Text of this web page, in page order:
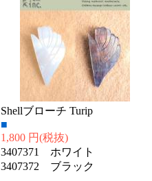
Shellブローチ Turip
■
1,800 円(税抜)
3407371 ホワイト
3407372 ブラック